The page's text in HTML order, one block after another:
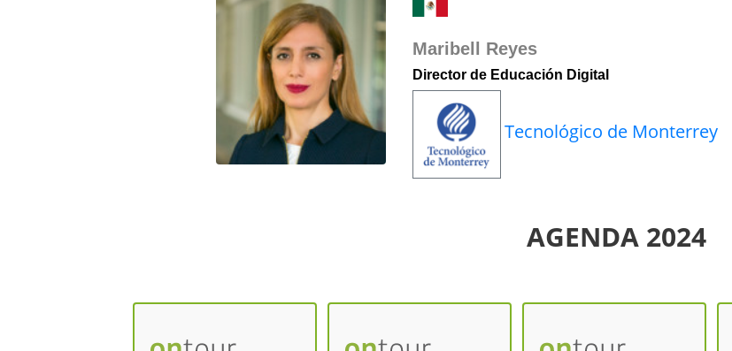
Maribell Reyes
Director de Educación Digital
Tecnológico de Monterrey
AGENDA 2024